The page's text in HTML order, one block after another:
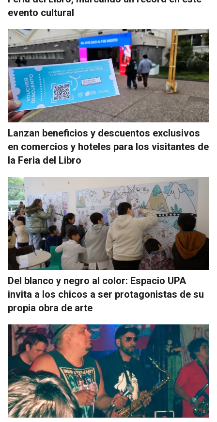
evento cultural
Lanzan beneficios y descuentos exclusivos
en comercios y hoteles para los visitantes de
la Feria del Libro
Del blanco y negro al color: Espacio UPA
invita a los chicos a ser protagonistas de su
propia obra de arte